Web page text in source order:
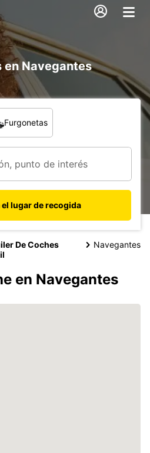
en Navegantes
Furgonetas
lugar de recogida
De Coches
Navegantes
en Navegantes